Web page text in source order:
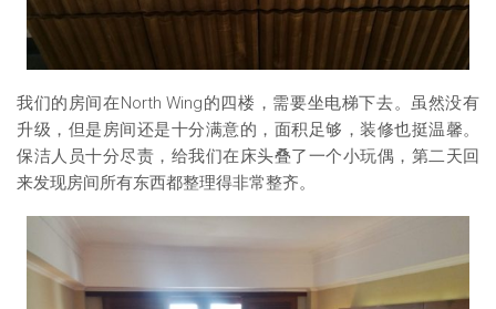
我们的房间在North Wing的四楼，需要坐电梯下去。虽然没有
升级，但是房间还是十分满意的，面积足够，装修也挺温馨。
保洁人员十分尽责，给我们在床头叠了一个小玩偶，第二天回
来发现房间所有东西都整理得非常整齐。